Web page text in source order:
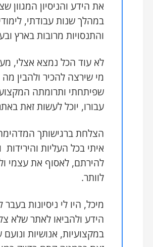
את הידע והניסיון המגוון
במהלך שנות עבודתי,
והתנסויות מרובות בארץ
לא עוד הכל נמצא אצלי,
מי שירצה להכיר ולהבין
שפיתחתי ותרומתה
עבורו, יוכל לעשות זאת
הצלחת ברגישותך
איתי בכל העליות והירידות
להירתם, לאסוף את עצמי
לוותר.
מיכל, היו לי ניסיונות בעבר
הידע ולהביאו לאתר שלא
במקצועיות, אנושיות